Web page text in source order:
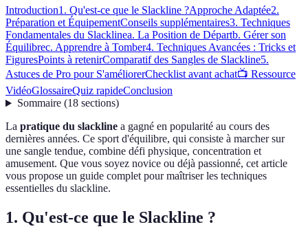
Introduction1. Qu'est-ce que le Slackline ?Approche Adaptée2.
Préparation et ÉquipementConseils supplémentaires3. Techniques
Fondamentales du Slacklinea. La Position de Départb. Gérer son
Équilibrec. Apprendre à Tomber4. Techniques Avancées : Tricks et
FiguresPoints à retenirComparatif des Sangles de Slackline5.
Astuces de Pro pour S'améliorerChecklist avant achat📺 Ressource
VidéoGlossaireQuiz rapideConclusion
Sommaire(18 sections)
La pratique du slackline a gagné en popularité au cours des
dernières années. Ce sport d'équilibre, qui consiste à marcher sur
une sangle tendue, combine défi physique, concentration et
amusement. Que vous soyez novice ou déjà passionné, cet article
vous propose un guide complet pour maîtriser les techniques
essentielles du slackline.
1. Qu'est-ce que le Slackline ?